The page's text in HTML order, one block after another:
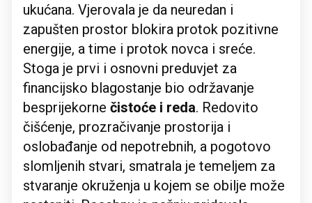
ukućana. Vjerovala je da neuredan i
zapušten prostor blokira protok pozitivne
energije, a time i protok novca i sreće.
Stoga je prvi i osnovni preduvjet za
financijsko blagostanje bio održavanje
besprijekorne čistoće i reda. Redovito
čišćenje, prozračivanje prostorija i
oslobađanje od nepotrebnih, a pogotovo
slomljenih stvari, smatrala je temeljem za
stvaranje okruženja u kojem se obilje može